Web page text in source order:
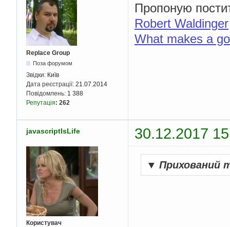
Replace Group
Поза форумом
Звідки: Київ
Дата реєстрації: 21.07.2014
Повідомлень: 1 388
Репутація: 262
Пропоную
Robert Waldinger
What makes a
javascriptIsLife 30.12.2017
Користувач
▼ Прихований